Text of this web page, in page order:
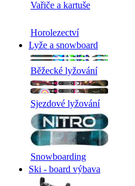
Vařiče a kartuše
Horolezectví
Lyže a snowboard
Běžecké lyžování
Sjezdové lyžování
Snowboarding
Ski - board výbava